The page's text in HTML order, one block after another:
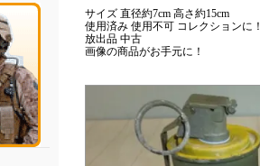
サイズ 直径約7cm 高さ約15cm
使用済み 使用不可 コレクションに！
放出品 中古
画像の商品がお手元に！